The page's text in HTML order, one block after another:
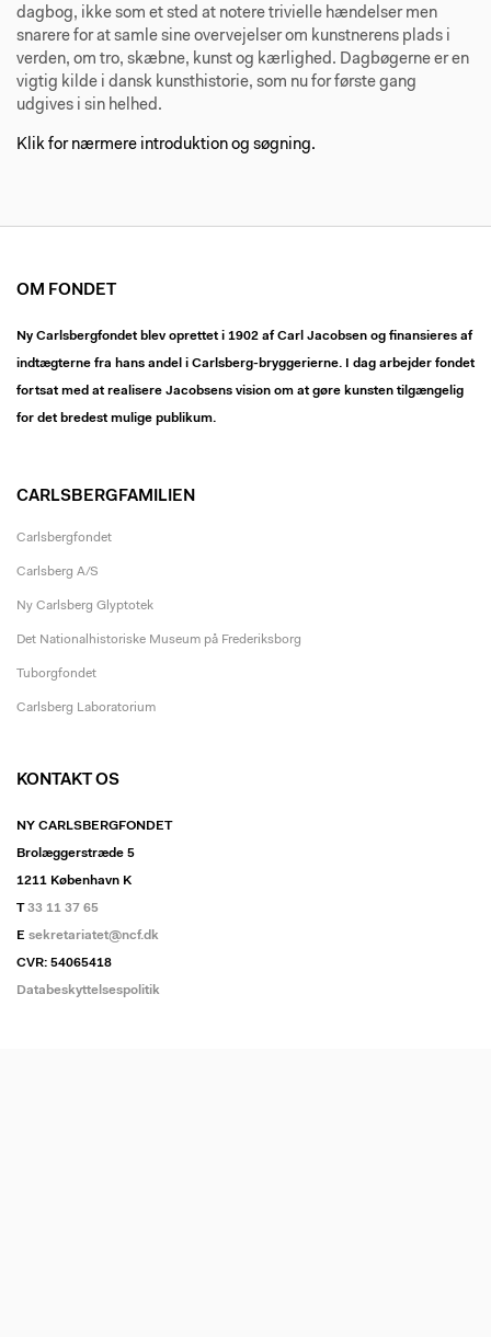
dagbog, ikke som et sted at notere trivielle hændelser men
snarere for at samle sine overvejelser om kunstnerens plads i
verden, om tro, skæbne, kunst og kærlighed. Dagbøgerne er en
vigtig kilde i dansk kunsthistorie, som nu for første gang
udgives i sin helhed.
Klik for nærmere introduktion og søgning.
OM FONDET
Ny Carlsbergfondet blev oprettet i 1902 af Carl Jacobsen og finansieres af
indtægterne fra hans andel i Carlsberg-bryggerierne. I dag arbejder fondet
fortsat med at realisere Jacobsens vision om at gøre kunsten tilgængelig
for det bredest mulige publikum.
CARLSBERGFAMILIEN
Carlsbergfondet
Carlsberg A/S
Ny Carlsberg Glyptotek
Det Nationalhistoriske Museum på Frederiksborg
Tuborgfondet
Carlsberg Laboratorium
KONTAKT OS
NY CARLSBERGFONDET
Brolæggerstræde 5
1211 København K
T33 11 37 65
E sekretariatet@ncf.dk
CVR: 54065418
Databeskyttelsespolitik